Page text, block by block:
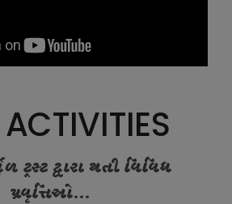
ટ્રસ્ટ દ્વારા થતી વિવિધ
પ્રવૃત્તિઓ...